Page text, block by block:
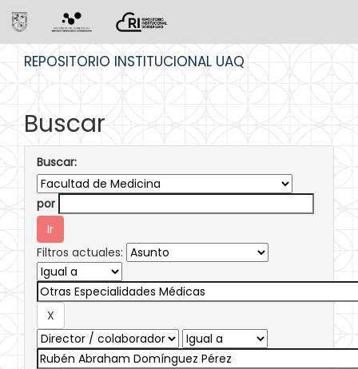
REPOSITORIO INSTITUCIONAL UAQ
Buscar
Buscar:
por
Filtros actuales: